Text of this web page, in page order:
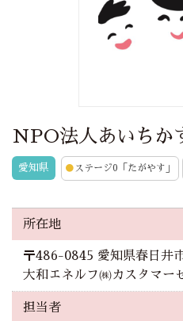
NPO法人あいちか
愛知県 ● ステージ0「たがやす」
所在地
〒486-0845 愛知県春日井
大和エネルフ㈱カスタマー
担当者